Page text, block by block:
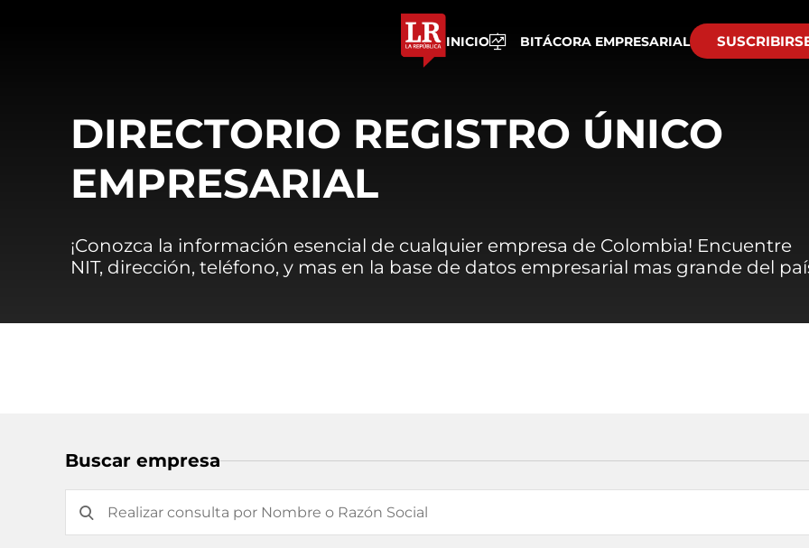
INICIO BITÁCORA EMPRESARIAL
DIRECTORIO REGISTRO ÚNICO
EMPRESARIAL
¡Conozca la información esencial de cualquier empresa de Colombia! Encuentre
NIT, dirección, teléfono, y mas en la base de datos empresarial mas grande del
Buscar empresa